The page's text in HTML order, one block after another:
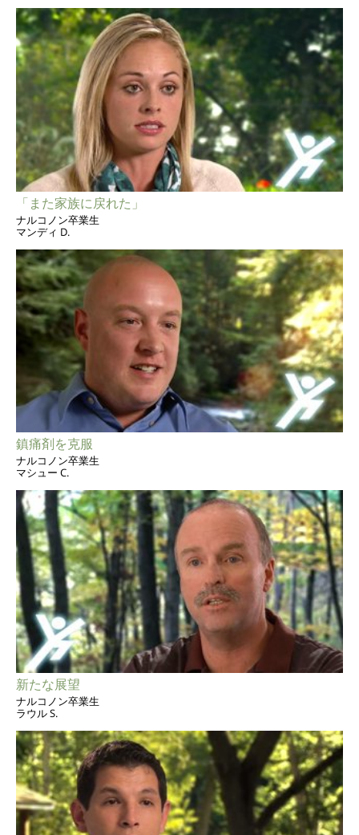
「また家族に戻れた」
ナルコノン卒業生
マンディ D.
鎮痛剤を克服
ナルコノン卒業生
マシュー C.
新たな展望
ナルコノン卒業生
ラウル S.